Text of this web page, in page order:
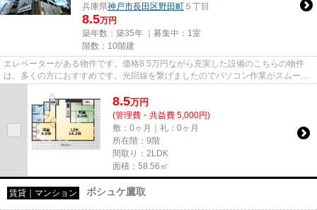
兵庫県神戸市長田区野田町 ５丁目
8.5万円
築年数：築35年 ｜募集中： 1室
階数：10階建
エレベーターがある物件です。価格8.5万円ながら充実した設備のこちらの物件
は、多くの方におすすめです。光回線を繋げましたのでパソコン作業がスムーズ
8.5万円
(管理費・共益費 5,000円)
敷：0ヶ月｜礼：0ヶ月
所在階：9階
間取り：2LDK
面積：58.56㎡
賃貸｜マンション ボシュケ鷹取